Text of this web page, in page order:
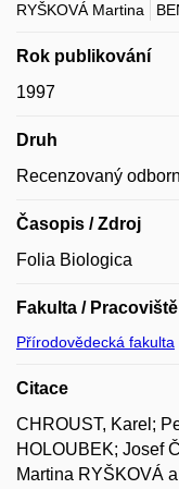
RYŠKOVÁ Martina
Rok publikování
1997
Druh
Recenzovaný
Časopis / Zdroj
Folia Biologica
Fakulta /
Přírodovědecká fakulta
Citace
CHROUST, Karel;
HOLOUBEK; Josef
Martina RYŠKOVÁ